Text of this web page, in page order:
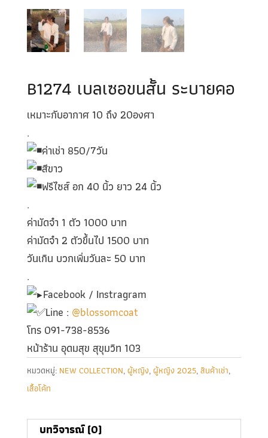
B1274 เบลเซอขนสั้น ระบายคอ
เหมาะกับอากาศ 10 ถึง 20องศา
.
ค่าเช่า 850/7วัน
สีขาว
ฟรีไซส์ อก 40 นิ้ว ยาว 24 นิ้ว
.
ค่ามัดจำ 1 ตัว 1000 บาท
ค่ามัดจำ 2 ตัวขึ้นไป 1500 บาท
วันเกิน บวกเพิ่มวันละ 50 บาท
.
Facebook / Instragram
Line : @blossomcoat
โทร 091-738-8536
หน้าร้าน อุดมสุข สุขุมวิท 103
หมวดหมู่: NEW COLLECTION,ผู้หญิง,ผู้หญิง 2025,สินค้าเช่า,
เสื้อโค้ท
บทวิจารณ์ (0)